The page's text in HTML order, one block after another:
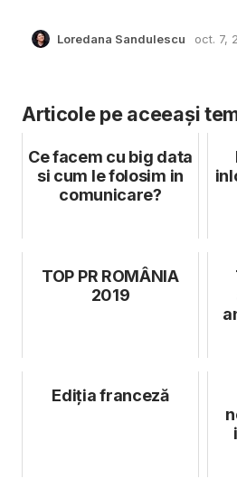
Loredana Sandulescu oct. 7,
Articole pe aceeași
Ce facem cu big data
si cum le folosim in
comunicare?
TOP PR ROMÂNIA
2019
Ediția franceză